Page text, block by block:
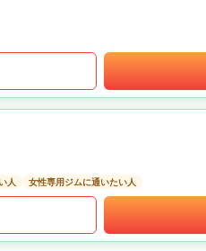
人 女性専用ジムに通いたい人